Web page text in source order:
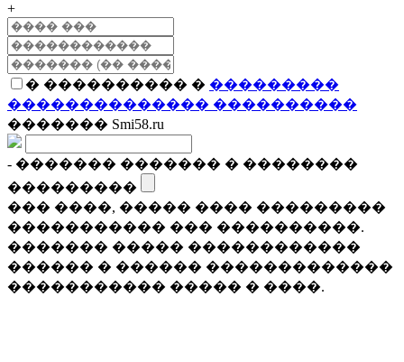
+
� ���������� � ���������
�������������� ����������
������� Smi58.ru
- ������� ������� � ��������
���������
��� ����, ����� ���� ���������
����������� ��� ����������.
������� ����� ������������
������ � ������ �������������
����������� ����� � ����.